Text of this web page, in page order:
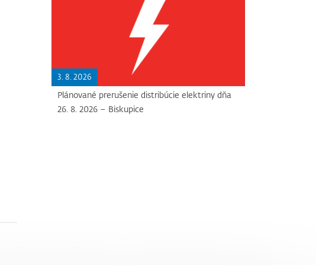
3. 8. 2026
Plánované prerušenie distribúcie elektriny dňa
26. 8. 2026 – Biskupice